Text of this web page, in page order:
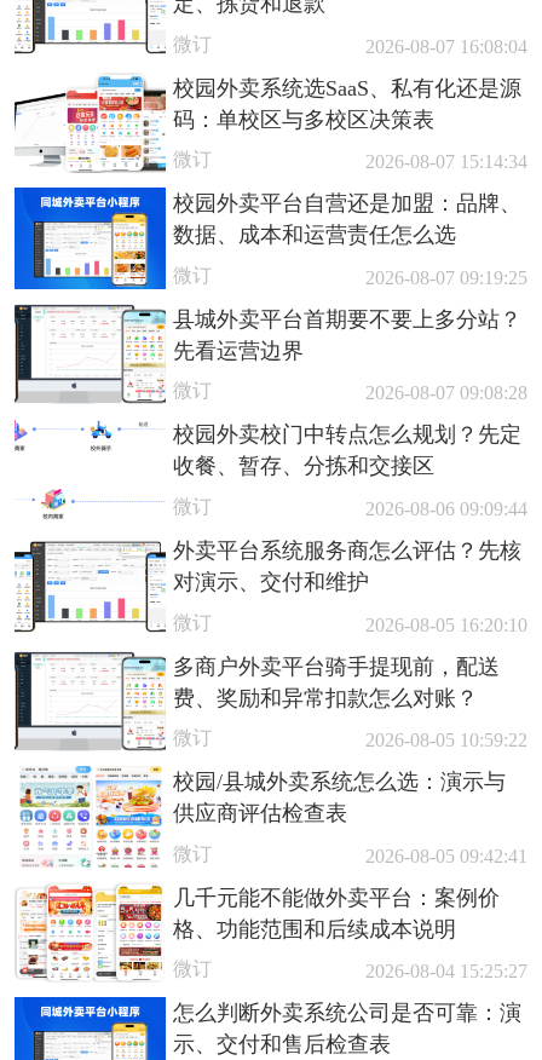
微订 2026-08-07 16:08:04
校园外卖系统选SaaS、私有化还是源
码：单校区与多校区决策表
微订 2026-08-07 15:14:34
校园外卖平台自营还是加盟：品牌、
数据、成本和运营责任怎么选
微订 2026-08-07 09:19:25
县城外卖平台首期要不要上多分站？
先看运营边界
微订 2026-08-07 09:08:28
校园外卖校门中转点怎么规划？先定
收餐、暂存、分拣和交接区
微订 2026-08-06 09:09:44
外卖平台系统服务商怎么评估？先核
对演示、交付和维护
微订 2026-08-05 16:20:10
多商户外卖平台骑手提现前，配送
费、奖励和异常扣款怎么对账？
微订 2026-08-05 10:59:22
校园/县城外卖系统怎么选：演示与
供应商评估检查表
微订 2026-08-05 09:42:41
几千元能不能做外卖平台：案例价
格、功能范围和后续成本说明
微订 2026-08-04 15:25:27
怎么判断外卖系统公司是否可靠：演
示、交付和售后检查表